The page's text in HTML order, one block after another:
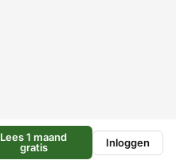
Lees 1 maand
gratis
Inloggen